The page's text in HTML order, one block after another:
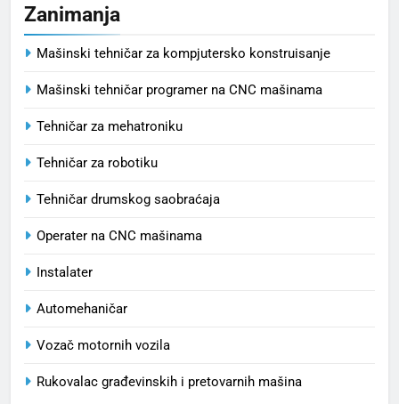
Zanimanja
Mašinski tehničar za kompjutersko konstruisanje
Mašinski tehničar programer na CNC mašinama
Tehničar za mehatroniku
Tehničar za robotiku
Tehničar drumskog saobraćaja
Operater na CNC mašinama
Instalater
Automehaničar
Vozač motornih vozila
Rukovalac građevinskih i pretovarnih mašina